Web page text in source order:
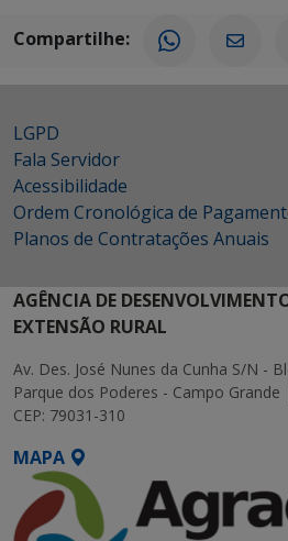
Compartilhe:
LGPD
Fala Servidor
Acessibilidade
Ordem Cronológica de
Planos de Contratações Anuais
AGÊNCIA DE
EXTENSÃO RURAL
Av. Des. José Nunes da Cunha S/N -
Parque dos Poderes - Campo Grande
CEP: 79031-310
MAPA